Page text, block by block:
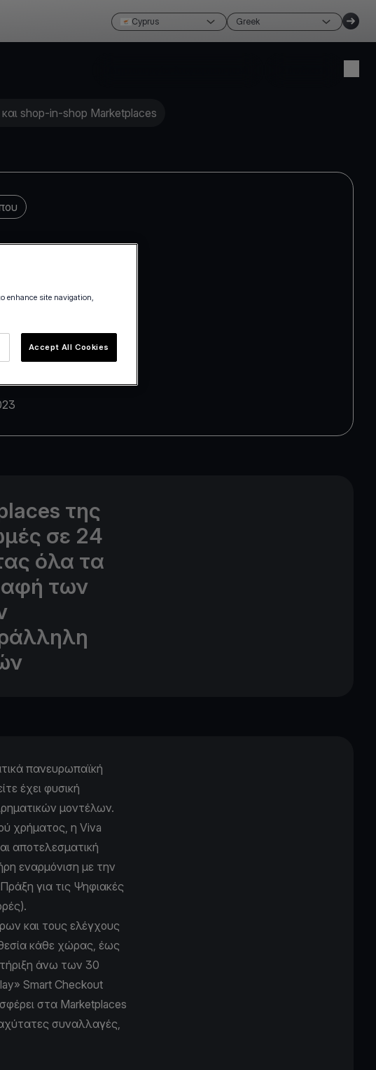
Cyprus Greek
shop-in-shop Marketplaces
της
σε 24
όλα τα
των
πανευρωπαϊκή
έχει φυσική
μοντέλων.
χρήματος, η Viva
αποτελεσματική
εναρμόνιση με την
για τις Ψηφιακές
και τους ελέγχους
κάθε χώρας, έως
άνω των 30
Smart Checkout
στα Marketplaces
συναλλαγές,
enhance site navigation,
Accept All Cookies